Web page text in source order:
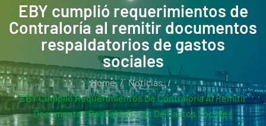
EBY cumplió requerimientos de
Contraloría al remitir documentos
respaldatorios de gastos
sociales
Home
Noticias
EBY Cumplió Requerimientos De Contraloría Al Remitir
Documentos Respaldatorios De Gastos Sociales